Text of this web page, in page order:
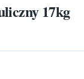
17kg